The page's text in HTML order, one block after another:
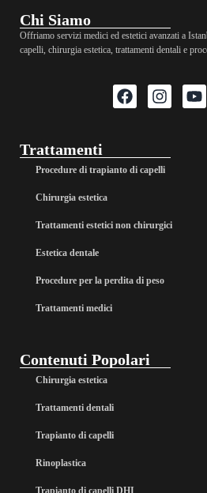
Chi Siamo
Offriamo servizi medici ed estetici avanzati a
capelli, chirurgia estetica, trattamenti dentali e
Trattamenti
Procedure di trapianto di capelli
Chirurgia estetica
Trattamenti estetici non chirurgici
Estetica dentale
Procedure per la perdita di peso
Trattamenti medici
Contenuti Popolari
Chirurgia estetica
Trattamenti dentali
Trapianto di capelli
Rinoplastica